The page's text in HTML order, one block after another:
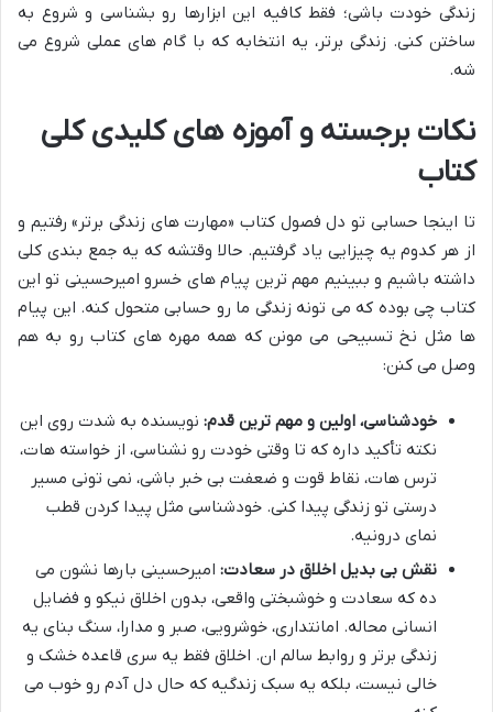
زندگی خودت باشی؛ فقط کافیه این ابزارها رو بشناسی و شروع به
ساختن کنی. زندگی برتر، یه انتخابه که با گام های عملی شروع می
شه.
نکات برجسته و آموزه های کلیدی کلی
کتاب
تا اینجا حسابی تو دل فصول کتاب «مهارت های زندگی برتر» رفتیم و
از هر کدوم یه چیزایی یاد گرفتیم. حالا وقتشه که یه جمع بندی کلی
داشته باشیم و ببینیم مهم ترین پیام های خسرو امیرحسینی تو این
کتاب چی بوده که می تونه زندگی ما رو حسابی متحول کنه. این پیام
ها مثل نخ تسبیحی می مونن که همه مهره های کتاب رو به هم
وصل می کنن:
خودشناسی، اولین و مهم ترین قدم: نویسنده به شدت روی این
نکته تأکید داره که تا وقتی خودت رو نشناسی، از خواسته هات،
ترس هات، نقاط قوت و ضعفت بی خبر باشی، نمی تونی مسیر
درستی تو زندگی پیدا کنی. خودشناسی مثل پیدا کردن قطب
نمای درونیه.
نقش بی بدیل اخلاق در سعادت: امیرحسینی بارها نشون می
ده که سعادت و خوشبختی واقعی، بدون اخلاق نیکو و فضایل
انسانی محاله. امانتداری، خوشرویی، صبر و مدارا، سنگ بنای یه
زندگی برتر و روابط سالم ان. اخلاق فقط یه سری قاعده خشک و
خالی نیست، بلکه یه سبک زندگیه که حال دل آدم رو خوب می